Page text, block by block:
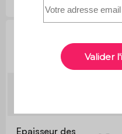
Informations
Epaisseur des